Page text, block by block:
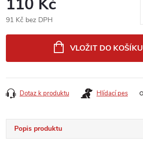
91 Kč bez DPH
VLOŽIT DO KOŠÍKU
Dotaz k produktu Hlídací pes
Popis produktu